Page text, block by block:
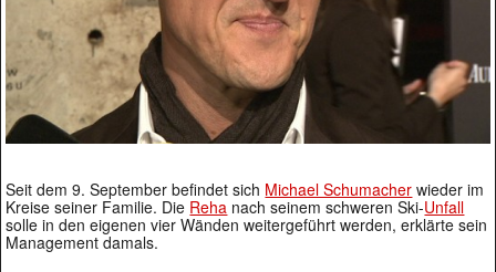
Seit dem 9. September befindet sich Michael Schumacher wieder im
Kreise seiner Familie. Die Reha nach seinem schweren Ski-Unfall
solle in den eigenen vier Wänden weitergeführt werden, erklärte sein
Management damals.